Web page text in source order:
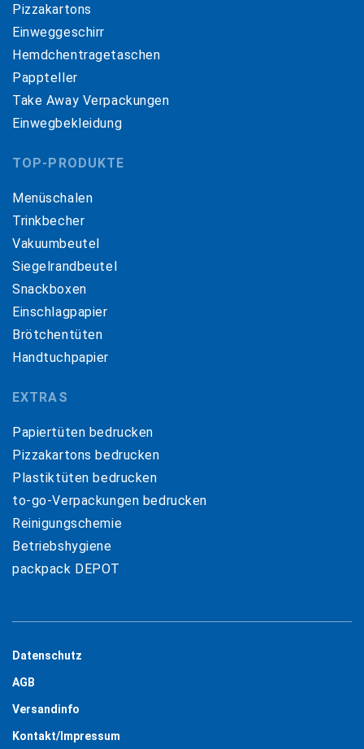
Pizzakartons
Einweggeschirr
Hemdchentragetaschen
Pappteller
Take Away Verpackungen
Einwegbekleidung
TOP-PRODUKTE
Menüschalen
Trinkbecher
Vakuumbeutel
Siegelrandbeutel
Snackboxen
Einschlagpapier
Brötchentüten
Handtuchpapier
EXTRAS
Papiertüten bedrucken
Pizzakartons bedrucken
Plastiktüten bedrucken
to-go-Verpackungen bedrucken
Reinigungschemie
Betriebshygiene
packpack DEPOT
Datenschutz
AGB
Versandinfo
Kontakt/Impressum